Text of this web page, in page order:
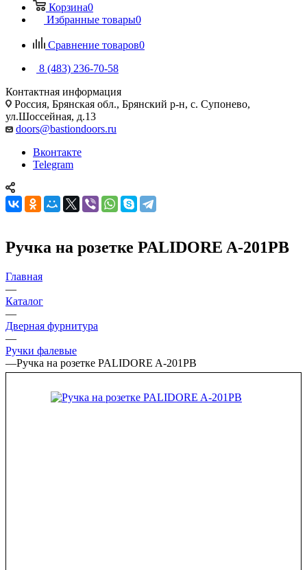
Корзина0
Избранные товары0
Сравнение товаров0
8 (483) 236-70-58
Контактная информация
Россия, Брянская обл., Брянский р-н, с. Супонево,
ул.Шоссейная, д.13
doors@bastiondoors.ru
Вконтакте
Telegram
Ручка на розетке PALIDORE A-201PB
Главная
—
Каталог
—
Дверная фурнитура
—
Ручки фалевые
—Ручка на розетке PALIDORE A-201PB